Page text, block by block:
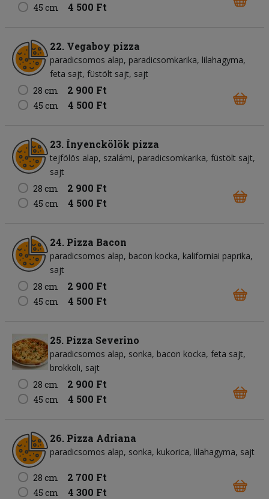
45 cm 4 500 Ft
22. Vegaboy pizza
paradicsomos alap paradicsomkarika lilahagyma
feta sajt füstölt sajt sajt
28 cm
2 900 Ft
45 cm 4 500 Ft
23. Ínyenckölök pizza
tejfölös alap szalámi paradicsomkarika füstölt sajt
sajt
28 cm
2 900 Ft
45 cm 4 500 Ft
24. Pizza Bacon
paradicsomos alap bacon kocka kaliforniai paprika
sajt
28 cm
2 900 Ft
45 cm 4 500 Ft
25. Pizza Severino
paradicsomos alap sonka bacon kocka feta sajt
brokkoli sajt
28 cm
2 900 Ft
45 cm 4 500 Ft
26. Pizza Adriana
paradicsomos alap sonka kukorica lilahagyma sajt
28 cm 2 700 Ft
45 cm 4 300 Ft